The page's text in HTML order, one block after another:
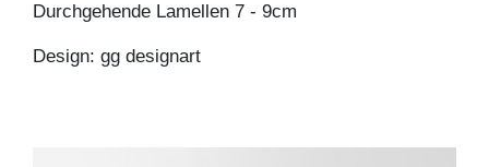
Durchgehende Lamellen 7 - 9cm
Design: gg designart